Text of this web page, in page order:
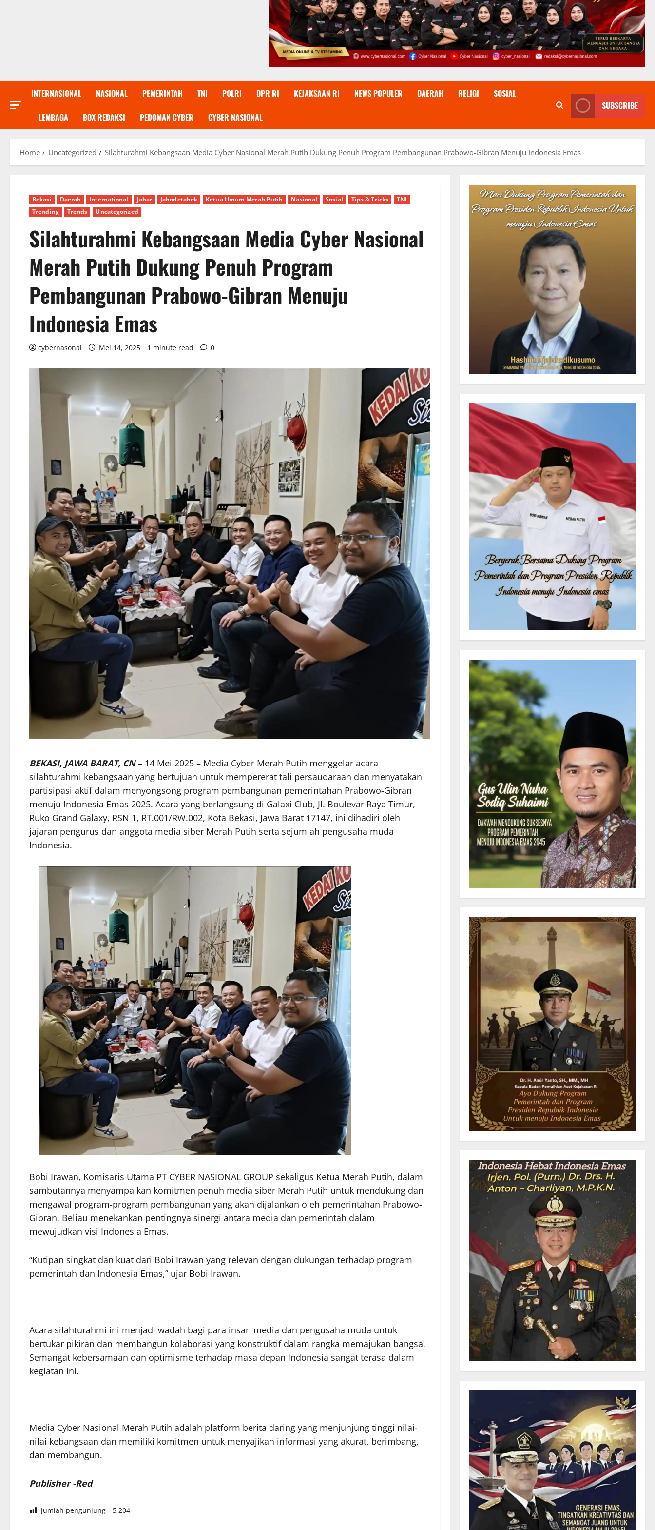
INTERNASIONAL NASIONAL PEMERINTAH TNI POLRI DPR RI KEJAKSAAN RI NEWS POPULER DAERAH RELIGI SOSIAL
LEMBAGA BOX REDAKSI PEDOMAN CYBER CYBER NASIONAL
SUBSCRIBE
Home Uncategorized Silahturahmi Kebangsaan Media Cyber Nasional Merah Putih Dukung Penuh Program Pembangunan Prabowo-Gibran Menuju Indonesia Emas
Bekasi Daerah International Jabar Jabodetabek Ketua Umum Merah Putih Nasional Sosial Tips & Tricks
TNI
Trending
Trends Uncategorized
Silahturahmi Kebangsaan Media Cyber Nasional
Merah Putih Dukung Penuh Program
Pembangunan Prabowo-Gibran Menuju
Indonesia Emas
cybernasonal Mei 14, 2025 1 minute read 0
BEKASI, JAWA BARAT, CN– 14 Mei 2025 – Media Cyber Merah Putih menggelar acara
silahturahmi kebangsaan yang bertujuan untuk mempererat tali persaudaraan dan menyatakan
partisipasi aktif dalam menyongsong program pembangunan pemerintahan Prabowo-Gibran
menuju Indonesia Emas 2025. Acara yang berlangsung di Galaxi Club, Jl. Boulevar Raya Timur,
Ruko Grand Galaxy, RSN 1, RT.001/RW.002, Kota Bekasi, Jawa Barat 17147, ini dihadiri oleh
jajaran pengurus dan anggota media siber Merah Putih serta sejumlah pengusaha muda
Indonesia.
Bobi Irawan, Komisaris Utama PT CYBER NASIONAL GROUP sekaligus Ketua Merah Putih, dalam
sambutannya menyampaikan komitmen penuh media siber Merah Putih untuk mendukung dan
mengawal program-program pembangunan yang akan dijalankan oleh pemerintahan Prabowo-
Gibran. Beliau menekankan pentingnya sinergi antara media dan pemerintah dalam
mewujudkan visi Indonesia Emas.
“Kutipan singkat dan kuat dari Bobi Irawan yang relevan dengan dukungan terhadap program
pemerintah dan Indonesia Emas,” ujar Bobi Irawan.
Acara silahturahmi ini menjadi wadah bagi para insan media dan pengusaha muda untuk
bertukar pikiran dan membangun kolaborasi yang konstruktif dalam rangka memajukan bangsa.
Semangat kebersamaan dan optimisme terhadap masa depan Indonesia sangat terasa dalam
kegiatan ini.
Media Cyber Nasional Merah Putih adalah platform berita daring yang menjunjung tinggi nilai-
nilai kebangsaan dan memiliki komitmen untuk menyajikan informasi yang akurat, berimbang,
dan membangun.
Publisher -Red
jumlah pengunjung 5,204